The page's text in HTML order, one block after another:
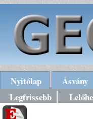
Nyitólap Ásvány
Legfrissebb